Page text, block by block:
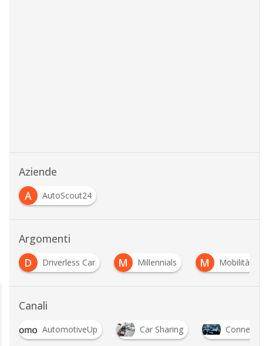
Aziende
A
AutoScout24
Argomenti
D Driverless Car M Millennials M Mobilità
Canali
AutomotiveUp Car Sharing Connected